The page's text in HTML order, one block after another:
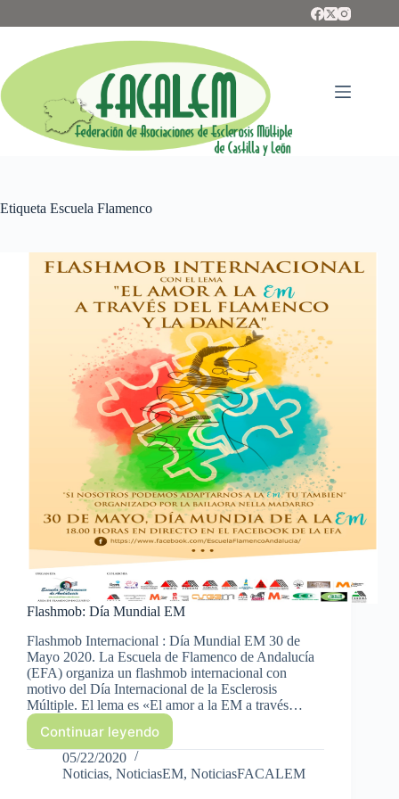
Etiqueta Escuela Flamenco
Flashmob: Día Mundial EM
Flashmob Internacional : Día Mundial EM 30 de
Mayo 2020. La Escuela de Flamenco de Andalucía
(EFA) organiza un flashmob internacional con
motivo del Día Internacional de la Esclerosis
Múltiple. El lema es «El amor a la EM a través…
Continuar leyendo
Flashmob:
Día
Mundial
05/22/2020
Noticias, NoticiasEM, NoticiasFACALEM